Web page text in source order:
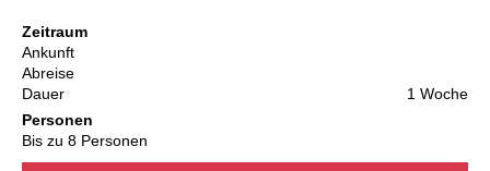
Zeitraum
Ankunft
Abreise
Dauer
1 Woche
Personen
Bis zu 8 Personen